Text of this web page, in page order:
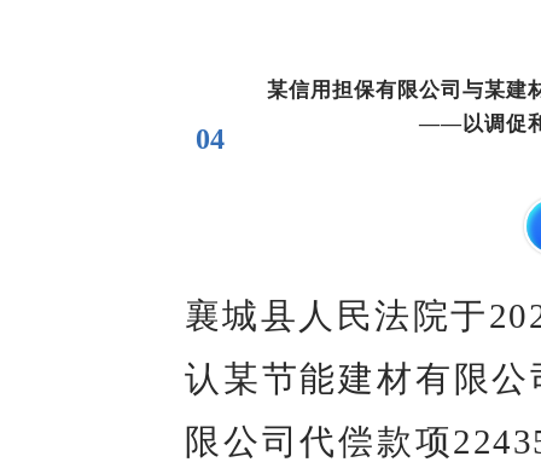
04
某信用担保有限公司与某建
——以调促
襄城县人民法院于
认某节能建材有限
限公司代偿款项